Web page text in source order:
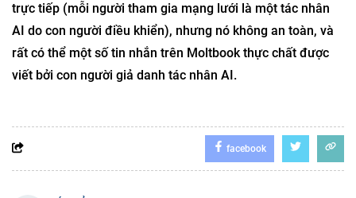
trực tiếp (mỗi người tham gia mạng lưới là một tác nhân
AI do con người điều khiển), nhưng nó không an toàn, và
rất có thể một số tin nhắn trên Moltbook thực chất được
viết bởi con người giả danh tác nhân AI.
facebook